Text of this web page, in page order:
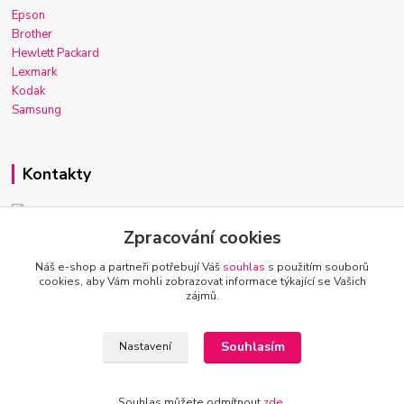
Epson
Brother
Hewlett Packard
Lexmark
Kodak
Samsung
Kontakty
Josef Macek
+420 603 921 266
Po-Ne, 7-22h
Zpracování cookies
Náš e-shop a partneři potřebují Váš souhlas s použitím souborů
cookies, aby Vám mohli zobrazovat informace týkající se Vašich
zájmů.
Nastavení Souhlasím